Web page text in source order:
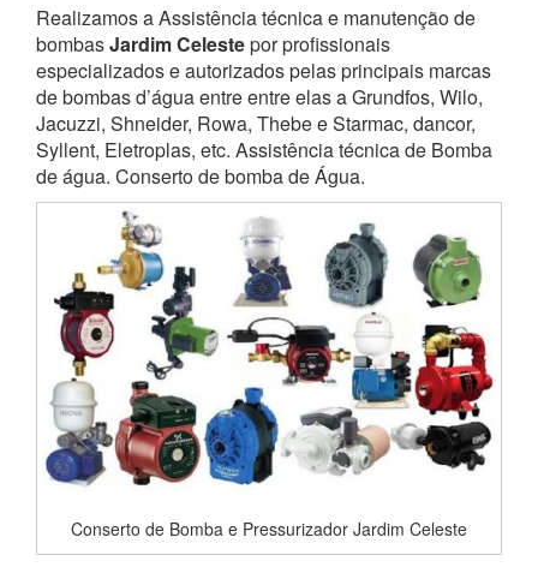
Realizamos a Assistência técnica e manutenção de
bombasJardim Celestepor profissionais
especializados e autorizados pelas principais marcas
de bombas d’água entre entre elas a Grundfos, Wilo,
Jacuzzi, Shneider, Rowa, Thebe e Starmac, dancor,
Syllent, Eletroplas, etc. Assistência técnica de Bomba
de água. Conserto de bomba de Água.
Conserto de Bomba e Pressurizador Jardim Celeste